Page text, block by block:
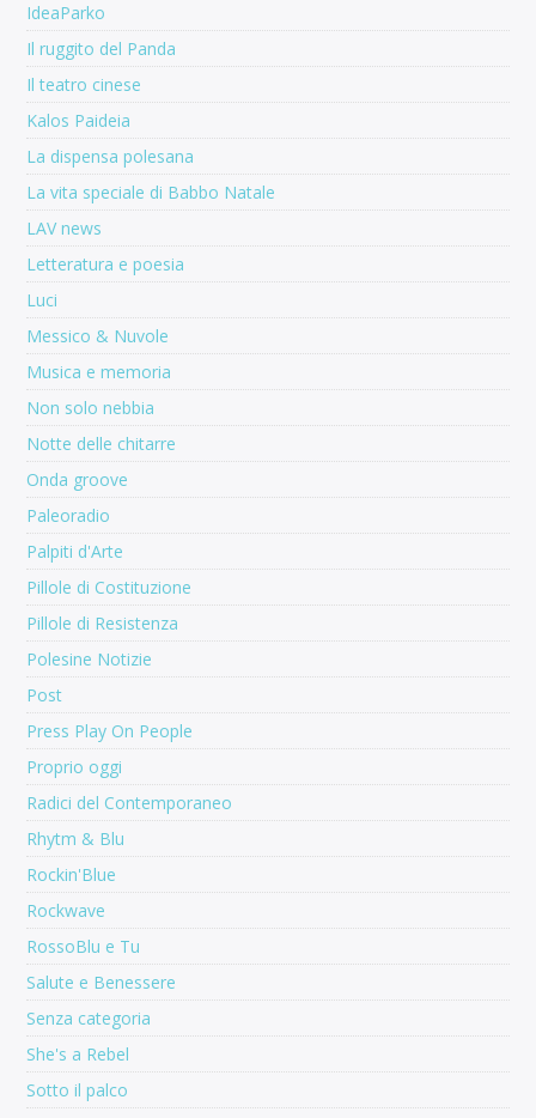
IdeaParko
Il ruggito del Panda
Il teatro cinese
Kalos Paideia
La dispensa polesana
La vita speciale di Babbo Natale
LAV news
Letteratura e poesia
Luci
Messico & Nuvole
Musica e memoria
Non solo nebbia
Notte delle chitarre
Onda groove
Paleoradio
Palpiti d'Arte
Pillole di Costituzione
Pillole di Resistenza
Polesine Notizie
Post
Press Play On People
Proprio oggi
Radici del Contemporaneo
Rhytm & Blu
Rockin'Blue
Rockwave
RossoBlu e Tu
Salute e Benessere
Senza categoria
She's a Rebel
Sotto il palco